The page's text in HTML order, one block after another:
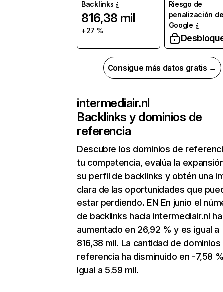
Backlinks
816,38 mil
+27 %
Riesgo de
penalización de
Google
Consigue más datos gratis →
intermediair.nl
Backlinks y dominios de
referencia
Descubre los dominios de
tu competencia, evalúa la
su perfil de backlinks y obtén una
clara de las oportunidades que
estar perdiendo. EN En junio el
de backlinks hacia intermediair.nl ha
aumentado en 26,92 % y es igual a
816,38 mil. La cantidad de dominios
referencia ha disminuido en -7,58
igual a 5,59 mil.